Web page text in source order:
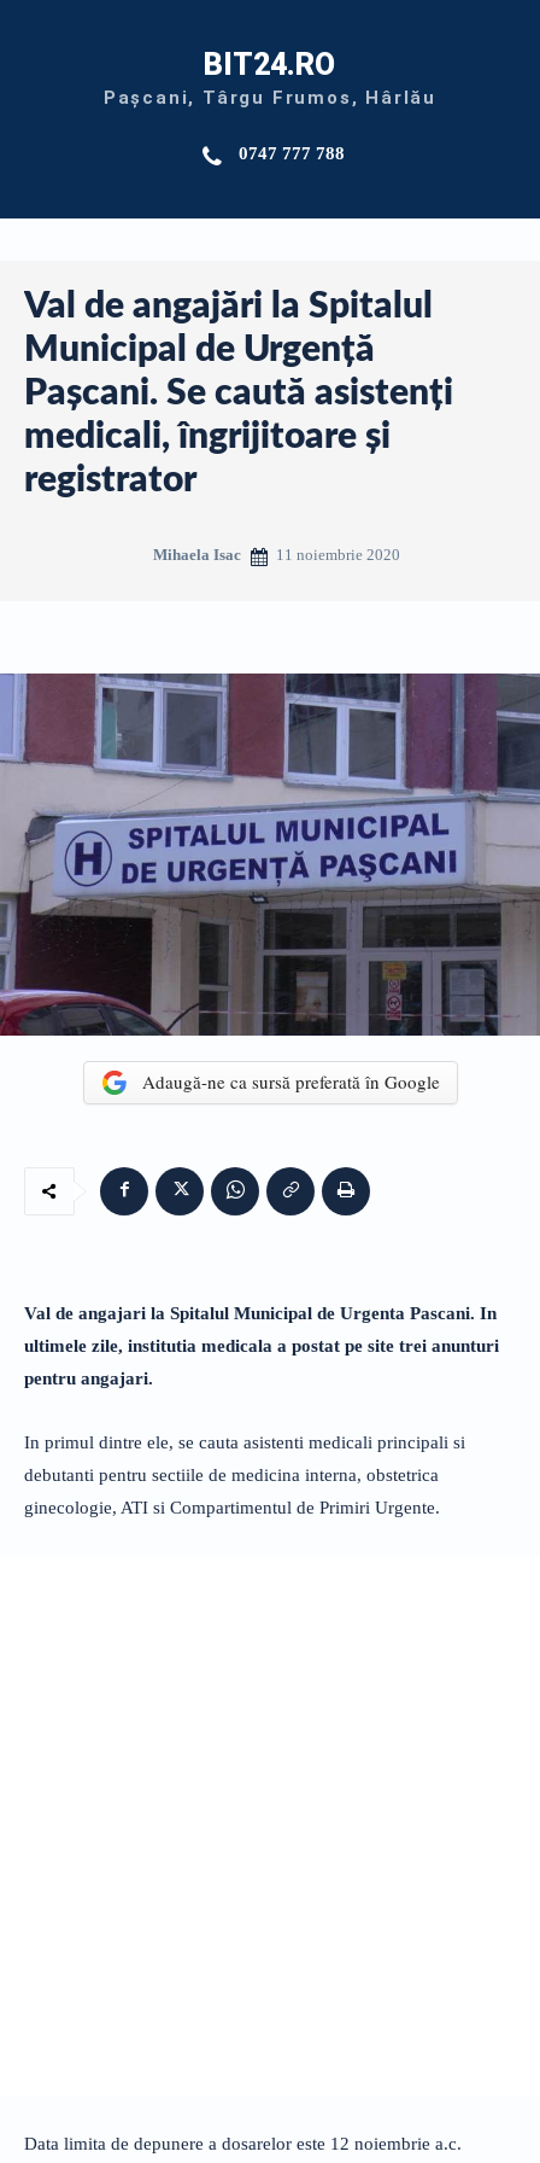
BIT24.RO
Pașcani, Târgu Frumos, Hârlău
0747 777 788
Val de angajări la Spitalul
Municipal de Urgență
Pașcani. Se caută asistenți
medicali, îngrijitoare și
registrator
Mihaela Isac 11 noiembrie 2020
Adaugă-ne ca sursă preferată în Google
Val de angajari la Spitalul Municipal de Urgenta Pascani. In
ultimele zile, institutia medicala a postat pe site trei anunturi
pentru angajari.
In primul dintre ele, se cauta asistenti medicali principali si
debutanti pentru sectiile de medicina interna, obstetrica
ginecologie, ATI si Compartimentul de Primiri Urgente.
Data limita de depunere a dosarelor este 12 noiembrie a.c.